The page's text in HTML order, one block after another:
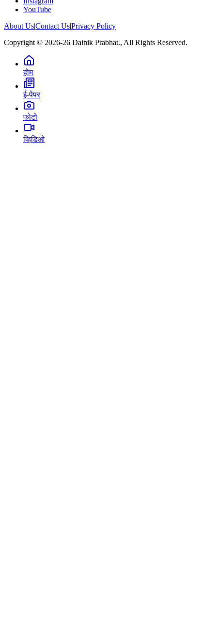
YouTube
About Us|Contact Us|Privacy Policy
Copyright © 2026-26 Dainik Prabhat., All Rights Reserved.
होम
ई-पेपर
फोटो
व्हिडिओ